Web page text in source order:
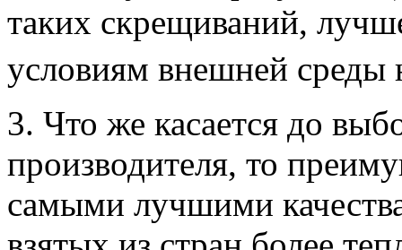
таких скрещиваний,
условиям внешней среды
3. Что же касается до
производителя, то
самыми лучшими